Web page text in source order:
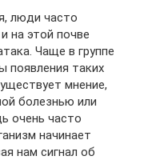
люди часто
на этой почве
Чаще в группе
появления таких
мнение,
болезнью или
очень часто
начинает
нам сигнал об